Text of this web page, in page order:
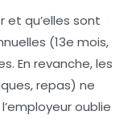
et qu’elles sont
(13e mois,
En revanche, les
repas) ne
oublie